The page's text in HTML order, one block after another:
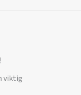
viktig